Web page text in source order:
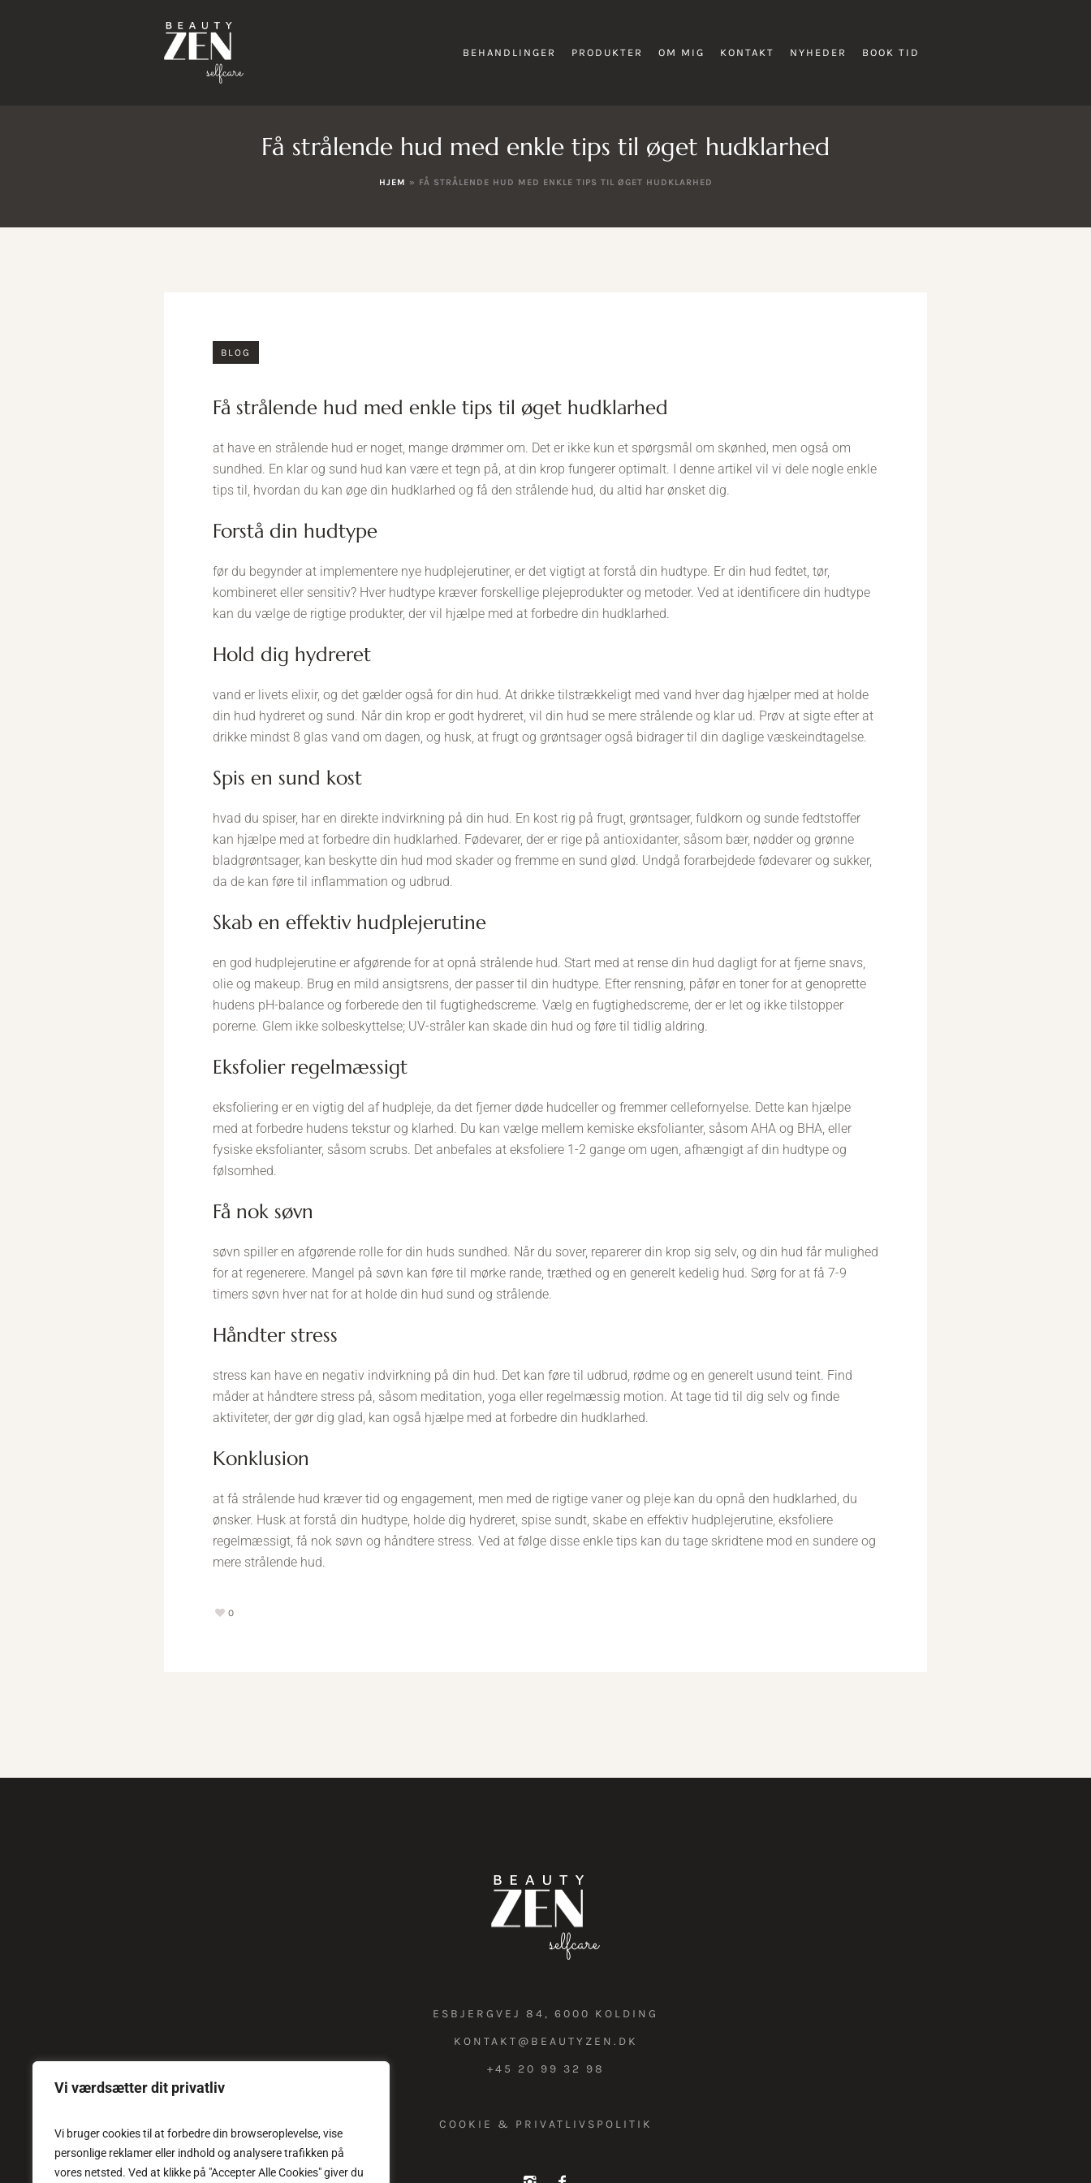
Vi værdsætter dit privatliv
Vi bruger cookies til at forbedre din browseroplevelse, vise
personlige reklamer eller indhold og analysere trafikken på
vores netsted. Ved at klikke på "Accepter Alle Cookies" giver du
BEHANDLINGER PRODUKTER OM MIG KONTAKT NYHEDER BOOK TID
Få strålende hud med enkle tips til øget hudklarhed
HJEM » FÅ STRÅLENDE HUD MED ENKLE TIPS TIL ØGET HUDKLARHED
BLOG
få strålende hud med enkle tips til øget hudklarhed
at have en strålende hud er noget, mange drømmer om. Det er ikke kun et spørgsmål om skønhed, men også om
sundhed. En klar og sund hud kan være et tegn på, at din krop fungerer optimalt. I denne artikel vil vi dele nogle enkle
tips til, hvordan du kan øge din hudklarhed og få den strålende hud, du altid har ønsket dig.
forstå din hudtype
før du begynder at implementere nye hudplejerutiner, er det vigtigt at forstå din hudtype. Er din hud fedtet, tør,
kombineret eller sensitiv? Hver hudtype kræver forskellige plejeprodukter og metoder. Ved at identificere din hudtype
kan du vælge de rigtige produkter, der vil hjælpe med at forbedre din hudklarhed.
hold dig hydreret
vand er livets elixir, og det gælder også for din hud. At drikke tilstrækkeligt med vand hver dag hjælper med at holde
din hud hydreret og sund. Når din krop er godt hydreret, vil din hud se mere strålende og klar ud. Prøv at sigte efter at
drikke mindst 8 glas vand om dagen, og husk, at frugt og grøntsager også bidrager til din daglige væskeindtagelse.
spis en sund kost
hvad du spiser, har en direkte indvirkning på din hud. En kost rig på frugt, grøntsager, fuldkorn og sunde fedtstoffer
kan hjælpe med at forbedre din hudklarhed. Fødevarer, der er rige på antioxidanter, såsom bær, nødder og grønne
bladgrøntsager, kan beskytte din hud mod skader og fremme en sund glød. Undgå forarbejdede fødevarer og sukker,
da de kan føre til inflammation og udbrud.
skab en effektiv hudplejerutine
en god hudplejerutine er afgørende for at opnå strålende hud. Start med at rense din hud dagligt for at fjerne snavs,
olie og makeup. Brug en mild ansigtsrens, der passer til din hudtype. Efter rensning, påfør en toner for at genoprette
hudens pH-balance og forberede den til fugtighedscreme. Vælg en fugtighedscreme, der er let og ikke tilstopper
porerne. Glem ikke solbeskyttelse; UV-stråler kan skade din hud og føre til tidlig aldring.
eksfolier regelmæssigt
eksfoliering er en vigtig del af hudpleje, da det fjerner døde hudceller og fremmer cellefornyelse. Dette kan hjælpe
med at forbedre hudens tekstur og klarhed. Du kan vælge mellem kemiske eksfolianter, såsom AHA og BHA, eller
fysiske eksfolianter, såsom scrubs. Det anbefales at eksfoliere 1-2 gange om ugen, afhængigt af din hudtype og
følsomhed.
få nok søvn
søvn spiller en afgørende rolle for din huds sundhed. Når du sover, reparerer din krop sig selv, og din hud får mulighed
for at regenerere. Mangel på søvn kan føre til mørke rande, træthed og en generelt kedelig hud. Sørg for at få 7-9
timers søvn hver nat for at holde din hud sund og strålende.
håndter stress
stress kan have en negativ indvirkning på din hud. Det kan føre til udbrud, rødme og en generelt usund teint. Find
måder at håndtere stress på, såsom meditation, yoga eller regelmæssig motion. At tage tid til dig selv og finde
aktiviteter, der gør dig glad, kan også hjælpe med at forbedre din hudklarhed.
konklusion
at få strålende hud kræver tid og engagement, men med de rigtige vaner og pleje kan du opnå den hudklarhed, du
ønsker. Husk at forstå din hudtype, holde dig hydreret, spise sundt, skabe en effektiv hudplejerutine, eksfoliere
regelmæssigt, få nok søvn og håndtere stress. Ved at følge disse enkle tips kan du tage skridtene mod en sundere og
mere strålende hud.
0
ESBJERGVEJ 84, 6000 KOLDING
KONTAKT@BEAUTYZEN.DK
+45 20 99 32 98
COOKIE & PRIVATLIVSPOLITIK